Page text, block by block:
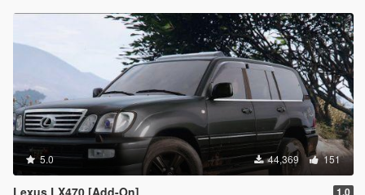
5.0 44,369 151
Lexus LX470 [Add-On] 1.0